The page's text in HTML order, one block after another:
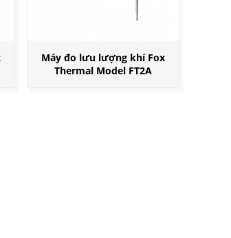
Máy đo lưu lượng khí Fox
Thermal Model FT2A